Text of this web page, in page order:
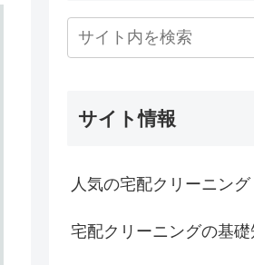
サイト情報
人気の宅配クリーニング
宅配クリーニングの基礎